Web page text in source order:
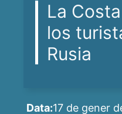
La
los
Rusia
Data:17 de gener